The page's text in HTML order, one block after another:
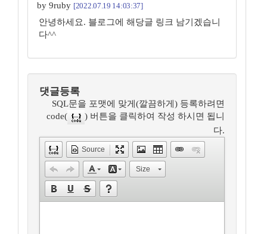
by 9ruby [2022.07.19 14:03:37]
안녕하세요. 블로그에 해당글 링크 남기겠습니
다^^
댓글등록
SQL문을 포맷에 맞게(깔끔하게) 등록하려면
code(
) 버튼을 클릭하여 작성 하시면 됩니
다.
Source
Size